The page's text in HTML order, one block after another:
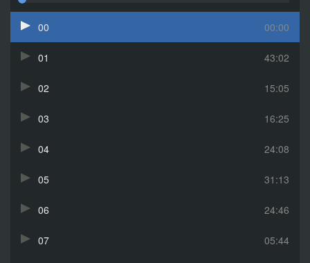
00:00
00
43:02
01
15:05
02
16:25
03
24:08
04
31:13
05
24:46
06
05:44
07